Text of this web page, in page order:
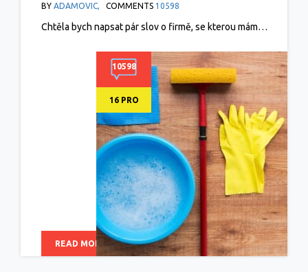
IMPREGNACÍ, DLOUHO BUDE JAKO NOVÁ
BY ADAMOVIC, COMMENTS 10598
Chtěla bych napsat pár slov o firmě, se kterou mám…
READ MORE
10598
16 PRO